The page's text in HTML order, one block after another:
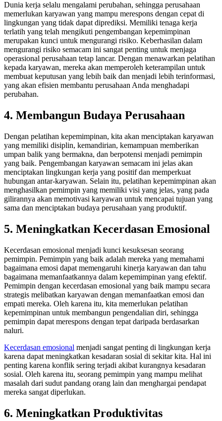
Dunia kerja selalu mengalami perubahan, sehingga perusahaan
memerlukan karyawan yang mampu merespons dengan cepat di
lingkungan yang tidak dapat diprediksi. Memiliki tenaga kerja
terlatih yang telah mengikuti pengembangan kepemimpinan
merupakan kunci untuk mengurangi risiko. Keberhasilan dalam
mengurangi risiko semacam ini sangat penting untuk menjaga
operasional perusahaan tetap lancar. Dengan menawarkan pelatihan
kepada karyawan, mereka akan memperoleh keterampilan untuk
membuat keputusan yang lebih baik dan menjadi lebih terinformasi,
yang akan efisien membantu perusahaan Anda menghadapi
perubahan.
4. Membangun Budaya Perusahaan
Dengan pelatihan kepemimpinan, kita akan menciptakan karyawan
yang memiliki disiplin, kemandirian, kemampuan memberikan
umpan balik yang bermakna, dan berpotensi menjadi pemimpin
yang baik. Pengembangan karyawan semacam ini jelas akan
menciptakan lingkungan kerja yang positif dan memperkuat
hubungan antar-karyawan. Selain itu, pelatihan kepemimpinan akan
menghasilkan pemimpin yang memiliki visi yang jelas, yang pada
gilirannya akan memotivasi karyawan untuk mencapai tujuan yang
sama dan menciptakan budaya perusahaan yang produktif.
5. Meningkatkan Kecerdasan Emosional
Kecerdasan emosional menjadi kunci kesuksesan seorang
pemimpin. Pemimpin yang baik adalah mereka yang memahami
bagaimana emosi dapat memengaruhi kinerja karyawan dan tahu
bagaimana memanfaatkannya dalam kepemimpinan yang efektif.
Pemimpin dengan kecerdasan emosional yang baik mampu secara
strategis melibatkan karyawan dengan memanfaatkan emosi dan
empati mereka. Oleh karena itu, kita memerlukan pelatihan
kepemimpinan untuk membangun pengendalian diri, sehingga
pemimpin dapat merespons dengan tepat daripada berdasarkan
naluri.
Kecerdasan emosional menjadi sangat penting di lingkungan kerja
karena dapat meningkatkan kesadaran sosial di sekitar kita. Hal ini
penting karena konflik sering terjadi akibat kurangnya kesadaran
sosial. Oleh karena itu, seorang pemimpin yang mampu melihat
masalah dari sudut pandang orang lain dan menghargai pendapat
mereka sangat diperlukan.
6. Meningkatkan Produktivitas